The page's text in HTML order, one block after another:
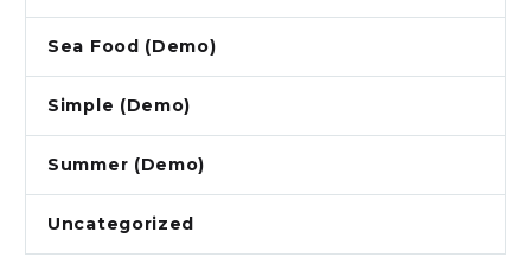
Sea Food (Demo)
Simple (Demo)
Summer (Demo)
Uncategorized